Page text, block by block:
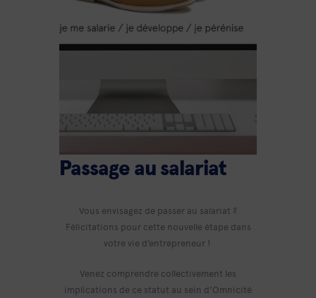
Passage au salariat
Vous envisagez de passer au salariat ?
Félicitations pour cette nouvelle étape dans
votre vie d’entrepreneur !
Venez comprendre collectivement les
implications de ce statut au sein d’Omnicité